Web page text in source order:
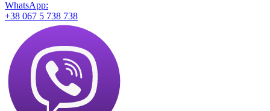
WhatsApp:
+38 067 5 738 738